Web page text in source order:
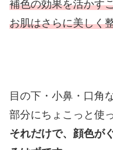
補色の効果を活かす
お肌はさらに美しく
目の下・小鼻・口角
部分にちょこっと使
それだけで、顔色が